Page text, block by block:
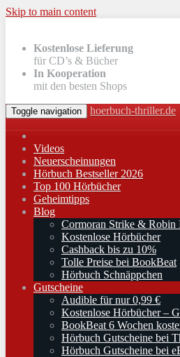
Skip to main content
Kostenlose Lieferung
für CD’s & Bücher
In Kooperation
mit den besten Shops
Toggle navigation hoerbuch-thriller.de
Videos
Neuerscheinungen
Hörbuch Bestseller 2026
Top 100 Hörbücher
Geheimtipps
Blog
Cormoran Strike & Robin
Kostenlose Hörbücher
Cashback bis zu 10%
Tolle Preise bei BookBeat
Hörbuch Schnäppchen
Gutscheine
Audible für nur 0,99 €
Kostenlose Hörbücher –
BookBeat 6 Wochen
Hörbuch Gutscheine bei
Hörbuch Gutscheine bei